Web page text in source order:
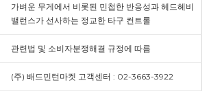
가벼운 무게에서 비롯된 민첩한 반응성과 헤드헤비
밸런스가 선사하는 정교한 타구 컨트롤
관련법 및 소비자분쟁해결 규정에 따름
(주) 배드민턴마켓 고객센터 : 02-3663-3922